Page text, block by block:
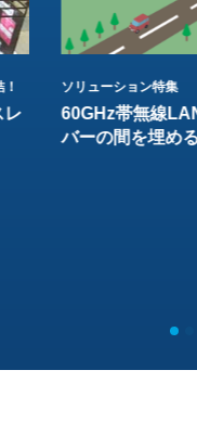
レ
ソリューション特集
60GHz帯無線
バーの間を埋め